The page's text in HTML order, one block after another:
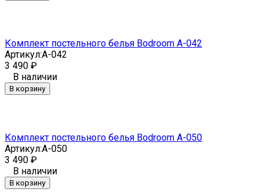
Комплект постельного белья Bodroom A-042
Артикул:A-042
3 490 ₽
В наличии
В корзину
Комплект постельного белья Bodroom A-050
Артикул:A-050
3 490 ₽
В наличии
В корзину